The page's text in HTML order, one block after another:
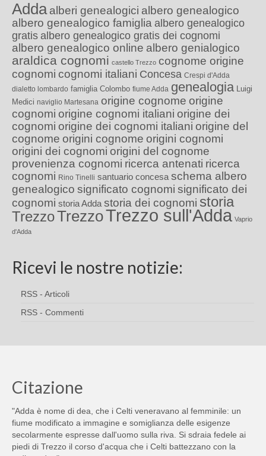
Adda alberi genealogici albero genealogico
albero genealogico famiglia albero genealogico
gratis albero genealogico gratis dei cognomi
albero genealogico online albero genialogico
araldica cognomi castello Trezzo cognome origine
cognomi cognomi italiani Concesa Crespi d'Adda
dialetto lombardo famiglia Colombo fiume Adda genealogia Luigi
Medici naviglio Martesana origine cognome origine
cognomi origine cognomi italiani origine dei
cognomi origine dei cognomi italiani origine del
cognome origini cognome origini cognomi
origini dei cognomi origini del cognome
provenienza cognomi ricerca antenati ricerca
cognomi Rino Tinelli santuario concesa schema albero
genealogico significato cognomi significato dei
cognomi storia Adda storia dei cognomi storia
TrezzoTrezzoTrezzo sull'Adda Vaprio
d'Adda
Ricevi le nostre notizie:
RSS - Articoli
RSS - Commenti
Citazione
"Adda è nome di dea, che i Celti veneravano al femminile: un
fiume modificato a immagine e somiglianza delle esigenze
secolarmente espresse dall'uomo sulla riva. Si sdraia fedele ai
piedi di Trezzo il corso d'acqua che i Celti battezzano con la